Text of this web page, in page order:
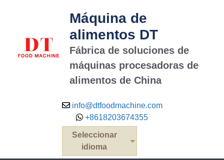
Máquina de
alimentos DT
Fábrica de soluciones de
máquinas procesadoras de
alimentos de China
info@dtfoodmachine.com
+8618203674355
Seleccionar
idioma